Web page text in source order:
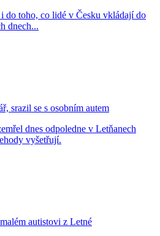
do toho, co lidé v Česku vkládají do
dnech...
srazil se s osobním autem
dnes odpoledne v Letňanech
vyšetřují.
autistovi z Letné